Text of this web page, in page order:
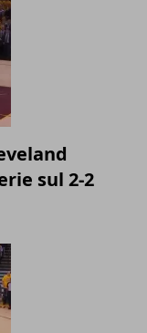
sul 2-2